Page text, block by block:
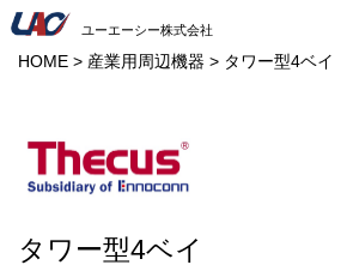
ユーエーシー株式会社
HOME > 産業用周辺機器 > タワー型4ベイ
タワー型4ベイ